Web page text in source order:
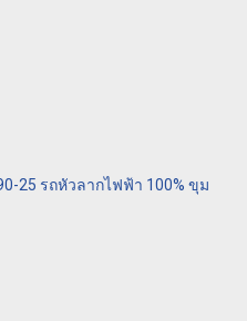
25 รถหัวลากไฟฟ้า 100% ขุม